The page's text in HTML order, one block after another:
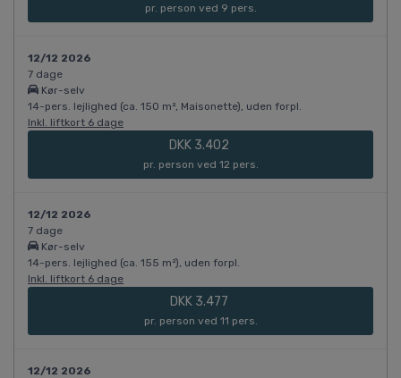
pr. person ved 9 pers.
12/12 2026
7 dage
Kør-selv
14-pers. lejlighed (ca. 150 m², Maisonette), uden forpl.
Inkl. liftkort 6 dage
DKK 3.402
pr. person ved 12 pers.
12/12 2026
7 dage
Kør-selv
14-pers. lejlighed (ca. 155 m²), uden forpl.
Inkl. liftkort 6 dage
DKK 3.477
pr. person ved 11 pers.
12/12 2026